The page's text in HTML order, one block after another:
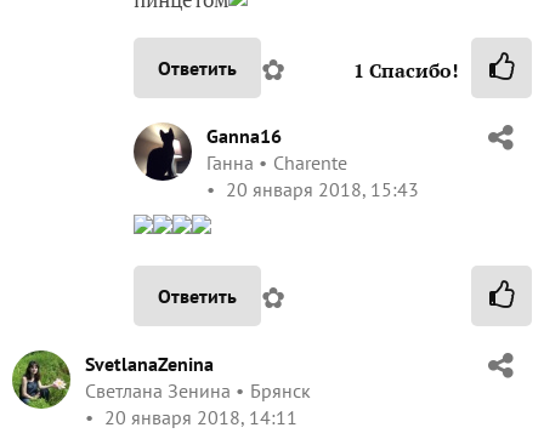
Ответить ✿ 1 Спасибо!
Ganna16
Ганна
Charente
20 января 2018, 15:43
Ответить ✿
SvetlanaZenina
Светлана Зенина
Брянск
20 января 2018, 14:11